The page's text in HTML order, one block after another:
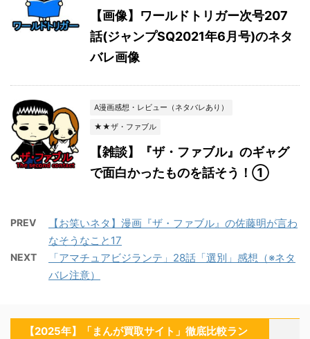
【画像】ワールドトリガー次号207
話(ジャンプSQ2021年6月号)のネタ
バレ画像
A漫画感想・レビュー（ネタバレあり）
★★ザ・ファブル
【雑談】『ザ・ファブル』のギャグ
で面白かったものを話そう！①
PREV
【お笑いネタ】漫画『ザ・ファブル』の佐藤明が言わ
なそうなこと17
NEXT
「アマチュアビジランテ」28話「選別」感想（※ネタ
バレ注意）
【2025年】「まんが買取サイト」徹底比較ラン